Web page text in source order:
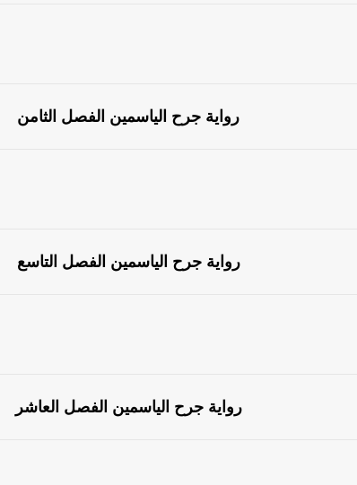
رواية جرح الياسمين الفصل الثامن
رواية جرح الياسمين الفصل التاسع
رواية جرح الياسمين الفصل العاشر